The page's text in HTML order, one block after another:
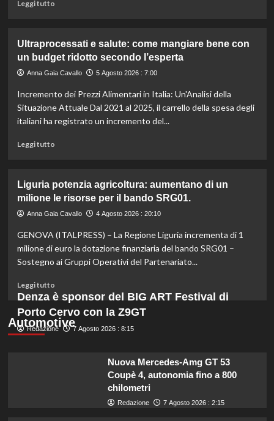
esperti.
Leggi tutto
Fondo
di
solidarietà:
milioni
per
le
colpite
da
calamità.
Ultraprocessati e salute: come mangiare bene con
un budget ridotto secondo l’esperta
Anna Gaia Cavallo 5 Agosto 2026 : 7:00
Incremento dei Prezzi Alimentari in Italia: Un'Analisi della
Situazione Attuale Dal 2021 al 2025, il carrello della spesa degli
italiani ha registrato un incremento del...
Leggi tuttoLeggi
Ultraprocessati
e
salute:
mangiare
bene
con
ridotto
secondo
l’esperta
Liguria potenzia agricoltura: aumentano di un
milione le risorse per il bando SRG01.
Anna Gaia Cavallo 4 Agosto 2026 : 20:10
GENOVA (ITALPRESS) – La Regione Liguria incrementa di 1
milione di euro la dotazione finanziaria del bando SRG01 –
Sostegno ai Gruppi Operativi del Partenariato...
Leggi tuttoLeggi
di
più
su
Liguria
Automotive
Denza è sponsor del BIG ART Festival di
Porto Cervo con la Z9GT
Redazione 7 Agosto 2026 : 8:15
Nuova Mercedes-Amg GT 53
Coupè 4, autonomia fino a 800
chilometri
Redazione 7 Agosto 2026 : 2:15